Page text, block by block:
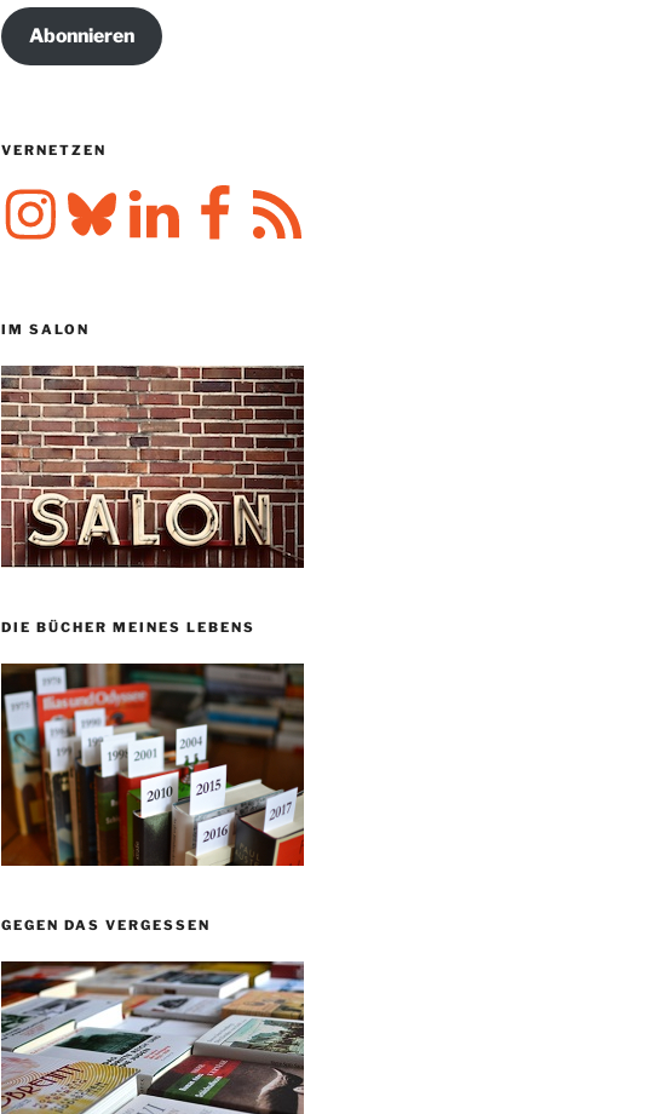
Abonnieren
VERNETZEN
InstagramBluesky LinkedIn FacebookRSS-
Feed
IM SALON
DIE BÜCHER MEINES LEBENS
GEGEN DAS VERGESSEN